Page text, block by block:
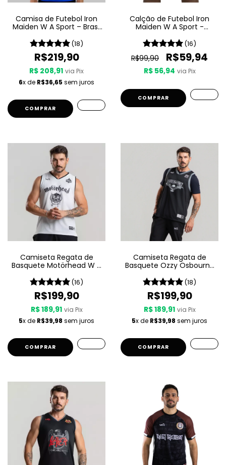
Camisa de Futebol Iron
Maiden W A Sport – Brasil
(18)
R$219,90
R$ 208,91 via Pix
6x de R$36,65 sem juros
COMPRAR
Calção de Futebol Iron
Maiden W A Sport -
(16)
R$99,90 R$59,94
R$ 56,94 via Pix
COMPRAR
Camiseta Regata de
Basquete Motörhead W A
(16)
R$199,90
R$ 189,91 via Pix
5x de R$39,98 sem juros
COMPRAR
Camiseta Regata de
Basquete Ozzy Osbourne
(18)
R$199,90
R$ 189,91 via Pix
5x de R$39,98 sem juros
COMPRAR